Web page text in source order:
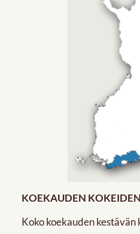
KOEKAUDEN
Koko koekauden